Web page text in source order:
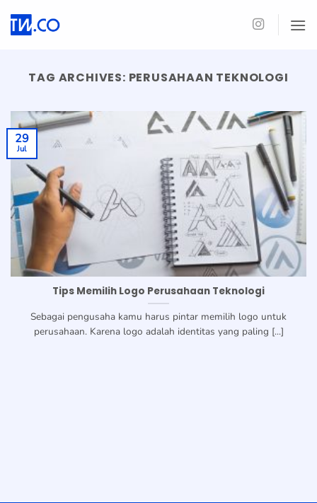
TAG ARCHIVES: PERUSAHAAN TEKNOLOGI
Tips Memilih Logo Perusahaan Teknologi
Sebagai pengusaha kamu harus pintar memilih logo untuk
perusahaan. Karena logo adalah identitas yang paling [...]
29
Jul